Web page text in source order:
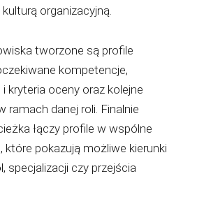
organizacyjną.
tworzone są profile
kompetencje,
kryteria oceny oraz kolejne
ramach danej roli. Finalnie
łączy profile w wspólne
które pokazują możliwe kierunki
specjalizacji czy przejścia